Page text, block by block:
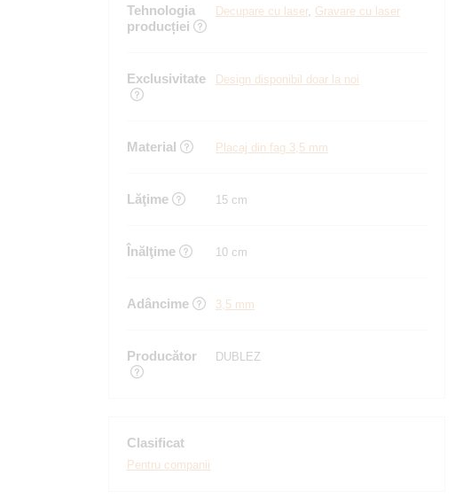
Tehnologia
producției
Decupare cu laser, Gravare cu laser
Exclusivitate Design disponibil doar la noi
Material Placaj din fag 3,5 mm
Lăţime 15 cm
Înălţime 10 cm
Adâncime 3,5 mm
Producător DUBLEZ
Clasificat
Pentru companii